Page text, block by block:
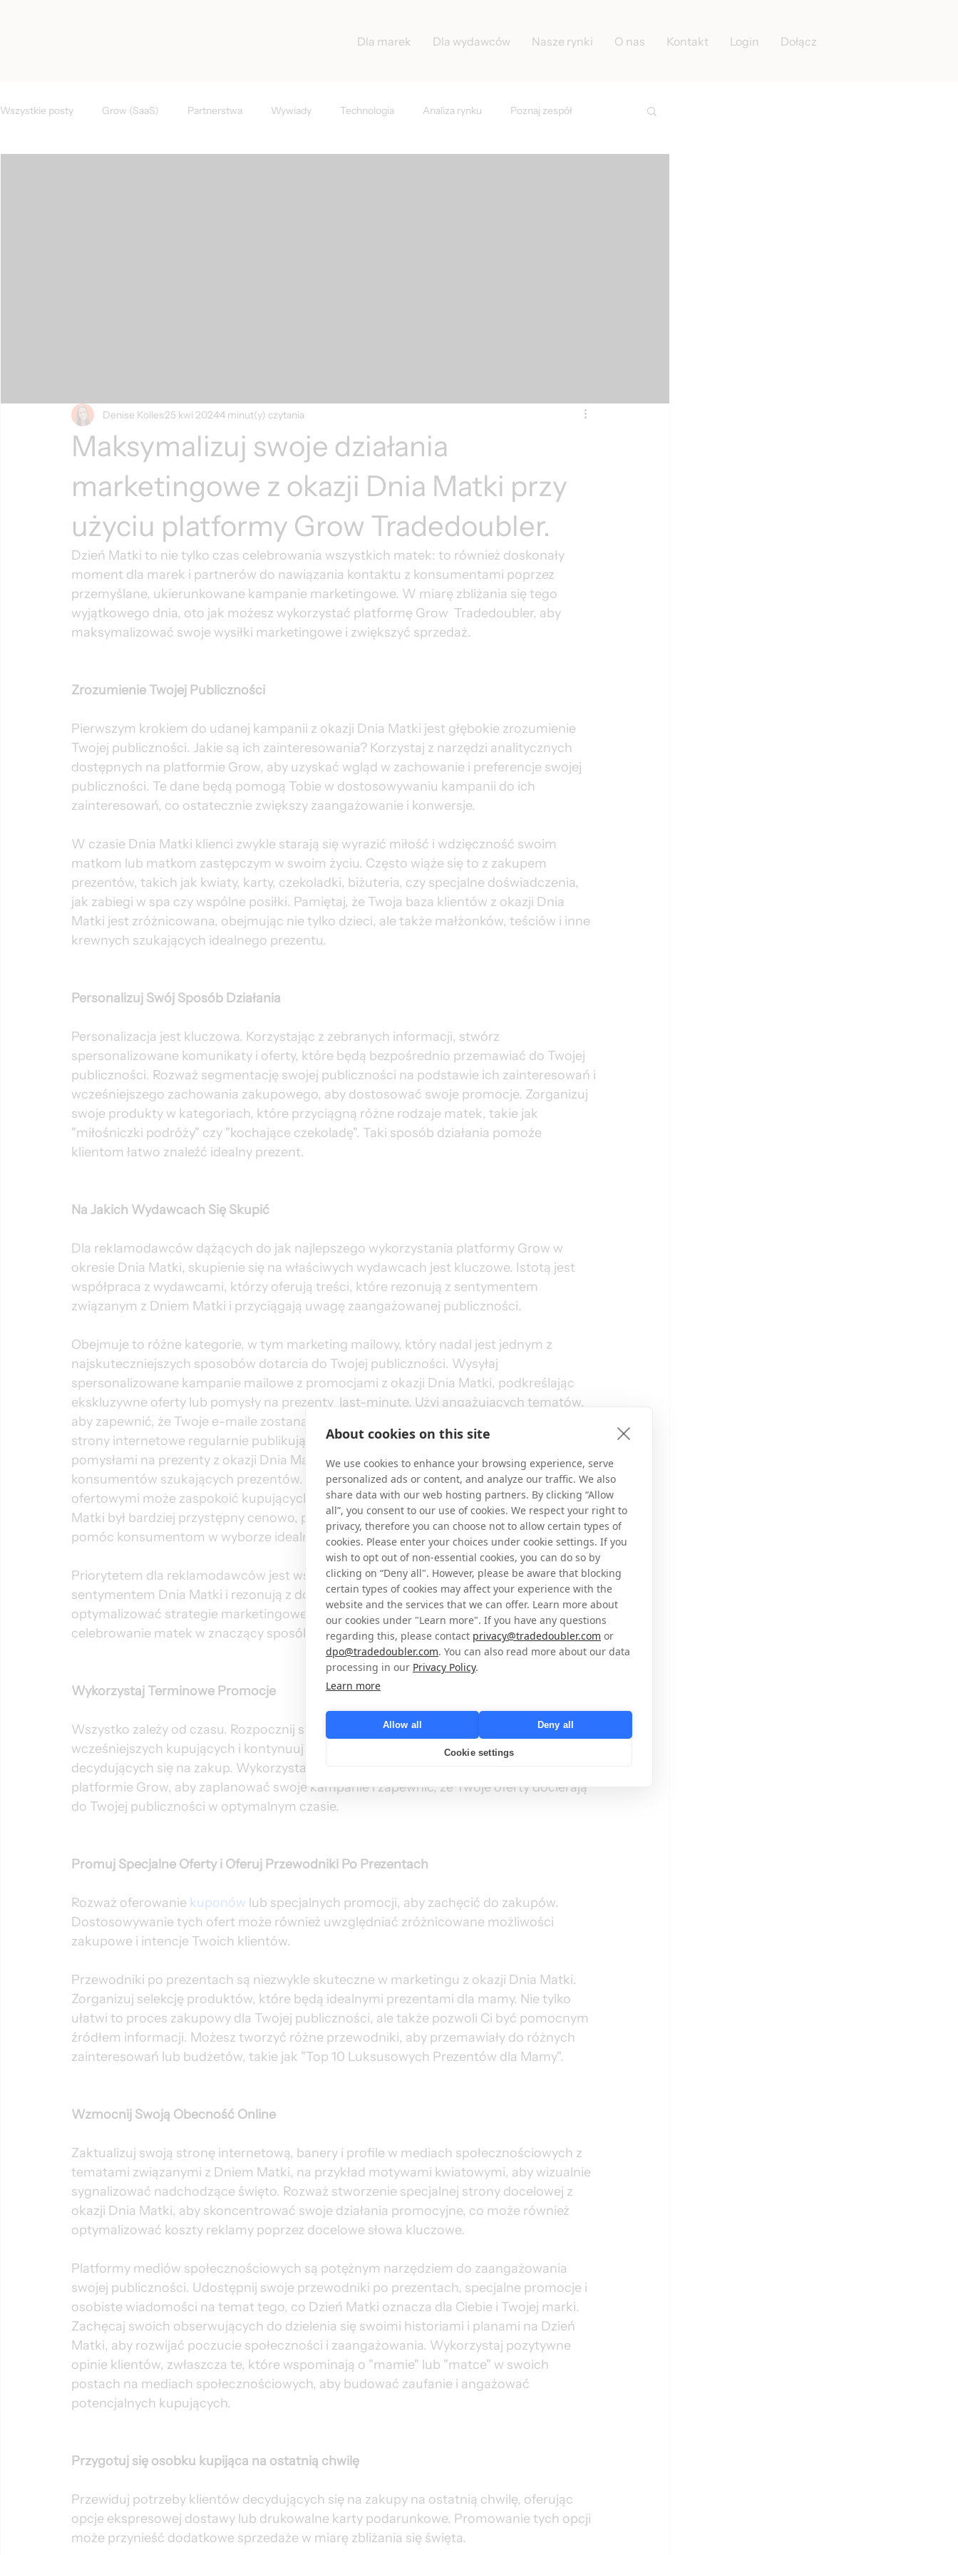
Dla marek Dla wydawców Nasze rynki O nas Kontakt Login Dołącz
Wszystkie posty Grow (SaaS) Partnerstwa Wywiady Technologia Analiza rynku Poznaj zespół
Maksymalizuj swoje działania
marketingowe z okazji Dnia Matki przy
użyciu platformy Grow Tradedoubler.
Denise Kolles25 kwi 20244 minut(y) czytania
Dzień Matki to nie tylko czas celebrowania wszystkich matek: to również doskonały
moment dla marek i partnerów do nawiązania kontaktu z konsumentami poprzez
przemyślane, ukierunkowane kampanie marketingowe. W miarę zbliżania się tego
wyjątkowego dnia, oto jak możesz wykorzystać platformę Grow  Tradedoubler, aby
maksymalizować swoje wysiłki marketingowe i zwiększyć sprzedaż.
Zrozumienie Twojej Publiczności
Pierwszym krokiem do udanej kampanii z okazji Dnia Matki jest głębokie zrozumienie
Twojej publiczności. Jakie są ich zainteresowania? Korzystaj z narzędzi analitycznych
dostępnych na platformie Grow, aby uzyskać wgląd w zachowanie i preferencje swojej
publiczności. Te dane będą pomogą Tobie w dostosowywaniu kampanii do ich
zainteresowań, co ostatecznie zwiększy zaangażowanie i konwersje.
W czasie Dnia Matki klienci zwykle starają się wyrazić miłość i wdzięczność swoim
matkom lub matkom zastępczym w swoim życiu. Często wiąże się to z zakupem
prezentów, takich jak kwiaty, karty, czekoladki, biżuteria, czy specjalne doświadczenia,
jak zabiegi w spa czy wspólne posiłki. Pamiętaj, że Twoja baza klientów z okazji Dnia
Matki jest zróżnicowana, obejmując nie tylko dzieci, ale także małżonków, teściów i inne
krewnych szukających idealnego prezentu.
Personalizuj Swój Sposób Działania
Personalizacja jest kluczowa. Korzystając z zebranych informacji, stwórz
spersonalizowane komunikaty i oferty, które będą bezpośrednio przemawiać do Twojej
publiczności. Rozważ segmentację swojej publiczności na podstawie ich zainteresowań i
wcześniejszego zachowania zakupowego, aby dostosować swoje promocje. Zorganizuj
swoje produkty w kategoriach, które przyciągną różne rodzaje matek, takie jak
"miłośniczki podróży" czy "kochające czekoladę". Taki sposób działania pomoże
klientom łatwo znaleźć idealny prezent.
Na Jakich Wydawcach Się Skupić
Dla reklamodawców dążących do jak najlepszego wykorzystania platformy Grow w
okresie Dnia Matki, skupienie się na właściwych wydawcach jest kluczowe. Istotą jest
współpraca z wydawcami, którzy oferują treści, które rezonują z sentymentem
związanym z Dniem Matki i przyciągają uwagę zaangażowanej publiczności.
Obejmuje to różne kategorie, w tym marketing mailowy, który nadal jest jednym z
najskuteczniejszych sposobów dotarcia do Twojej publiczności. Wysyłaj
spersonalizowane kampanie mailowe z promocjami z okazji Dnia Matki, podkreślając
ekskluzywne oferty lub pomysły na prezenty  last-minute. Użyj angażujących tematów,
aby zapewnić, że Twoje e-maile zostaną otwarte i przeczytane. Ponadto, blogerzy lub
strony internetowe regularnie publikujące wysokiej jakości materiały związane z
pomysłami na prezenty z okazji Dnia Matki mogą przyciągać zainteresowanych
konsumentów szukających prezentów. Współpraca z serwisami kuponowymi i
ofertowymi może zaspokoić kupujących poszukujących specjalnych ofert, aby Dnia
Matki był bardziej przystępny cenowo, podczas gdy platformy porównawcze mogą
pomóc konsumentom w wyborze idealnego prezentu.
Priorytetem dla reklamodawców jest współpraca z wydawcami, którzy zgadzają się z
sentymentem Dnia Matki i rezonują z docelową publicznością, co pozwala
optymalizować strategie marketingowe poprzez Grow, zwiększając sprzedaż i
celebrowanie matek w znaczący sposób.
Wykorzystaj Terminowe Promocje
Wszystko zależy od czasu. Rozpocznij swoje promocje wcześnie, aby złapać
wcześniejszych kupujących i kontynuuj je aż do Dnia Matki, aby złapać ostatnio
decydujących się na zakup. Wykorzystaj różnorodne narzędzia promocyjne dostępne na
platformie Grow, aby zaplanować swoje kampanie i zapewnić, że Twoje oferty docierają
do Twojej publiczności w optymalnym czasie.
Promuj Specjalne Oferty i Oferuj Przewodniki Po Prezentach
Rozważ oferowanie kuponów lub specjalnych promocji, aby zachęcić do zakupów.
Dostosowywanie tych ofert może również uwzględniać zróżnicowane możliwości
zakupowe i intencje Twoich klientów.
Przewodniki po prezentach są niezwykle skuteczne w marketingu z okazji Dnia Matki.
Zorganizuj selekcję produktów, które będą idealnymi prezentami dla mamy. Nie tylko
ułatwi to proces zakupowy dla Twojej publiczności, ale także pozwoli Ci być pomocnym
źródłem informacji. Możesz tworzyć różne przewodniki, aby przemawiały do różnych
zainteresowań lub budżetów, takie jak "Top 10 Luksusowych Prezentów dla Mamy".
Wzmocnij Swoją Obecność Online
Zaktualizuj swoją stronę internetową, banery i profile w mediach społecznościowych z
tematami związanymi z Dniem Matki, na przykład motywami kwiatowymi, aby wizualnie
sygnalizować nadchodzące święto. Rozważ stworzenie specjalnej strony docelowej z
okazji Dnia Matki, aby skoncentrować swoje działania promocyjne, co może również
optymalizować koszty reklamy poprzez docelowe słowa kluczowe.
Platformy mediów społecznościowych są potężnym narzędziem do zaangażowania
swojej publiczności. Udostępnij swoje przewodniki po prezentach, specjalne promocje i
osobiste wiadomości na temat tego, co Dzień Matki oznacza dla Ciebie i Twojej marki.
Zachęcaj swoich obserwujących do dzielenia się swoimi historiami i planami na Dzień
Matki, aby rozwijać poczucie społeczności i zaangażowania. Wykorzystaj pozytywne
opinie klientów, zwłaszcza te, które wspominają o "mamie" lub "matce" w swoich
postach na mediach społecznościowych, aby budować zaufanie i angażować
potencjalnych kupujących.
Przygotuj się osobku kupijąca na ostatnią chwilę
Przewiduj potrzeby klientów decydujących się na zakupy na ostatnią chwilę, oferując
opcje ekspresowej dostawy lub drukowalne karty podarunkowe. Promowanie tych opcji
może przynieść dodatkowe sprzedaże w miarę zbliżania się święta.
About cookies on this site
We use cookies to enhance your browsing experience, serve
personalized ads or content, and analyze our traffic. We also
share data with our web hosting partners. By clicking “Allow
all”, you consent to our use of cookies. We respect your right to
privacy, therefore you can choose not to allow certain types of
cookies. Please enter your choices under cookie settings. If you
wish to opt out of non-essential cookies, you can do so by
clicking on “Deny all". However, please be aware that blocking
certain types of cookies may affect your experience with the
website and the services that we can offer. Learn more about
our cookies under "Learn more". If you have any questions
regarding this, please contact privacy@tradedoubler.com or
dpo@tradedoubler.com. You can also read more about our data
processing in our Privacy Policy.
Learn more
Allow all Deny all
Cookie settings